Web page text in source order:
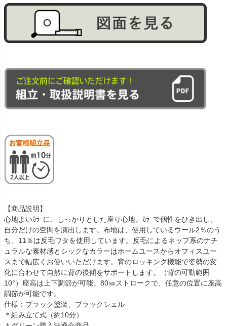
【商品説明】
心地よいｶﾗｰに、しっかりとした座り心地。ｶﾗｰで個性をひき出し、
自分だけの空間を演出します。布地は、使用しているウール2％のう
ち、11％は反毛ワタを使用しています。反毛によるネップ系のナチ
ュラルな素材感とシックなカラーはホームユースからオフィスユー
スまで幅広くお使いいただけます。背のロッキング機能で姿勢の変
化に合わせて自然に背の後傾をサポートします。（背の可動範囲
10°）座高は上下調節が可能。80㎜ストロークで、任意の位置に座高
調節が可能です。
仕様：ブラック塗装、ブラックシェル
＊組み立て式（約10分）